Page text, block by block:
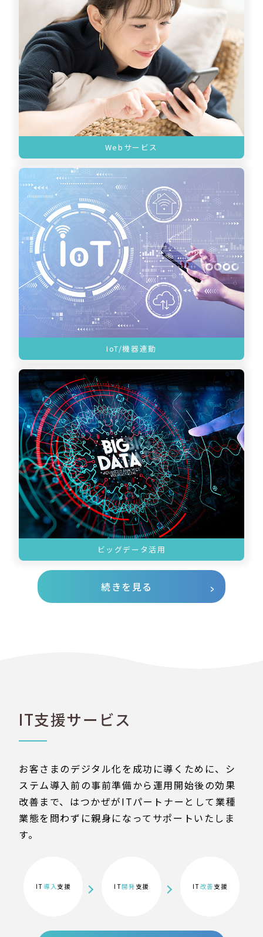
Webサービス
IoT/機器連動
ビッグデータ活用
続きを見る
IT支援サービス
お客さまのデジタル化を成功に導くために、シ
ステム導入前の事前準備から運用開始後の効果
改善まで、はつかぜがITパートナーとして業種
業態を問わずに親身になってサポートいたしま
す。
IT導入 支援 IT開発 支援 IT改善 支援